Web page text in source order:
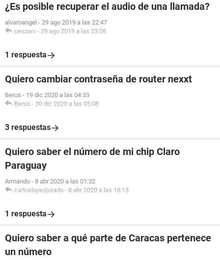
¿Es posible recuperar el audio de una llamada?
alvaroangel - 29 ago 2019 a las 22:47
ceszarv - 29 ago 2019 a las 23:08
1 respuesta
Quiero cambiar contraseña de router nexxt
Berus - 19 dic 2020 a las 04:33
Berus - 20 dic 2020 a las 05:08
3 respuestas
Quiero saber el número de mi chip Claro
Paraguay
Armando - 8 abr 2020 a las 01:32
carloslopezjurado - 8 abr 2020 a las 16:13
1 respuesta
Quiero saber a qué parte de Caracas pertenece
un número